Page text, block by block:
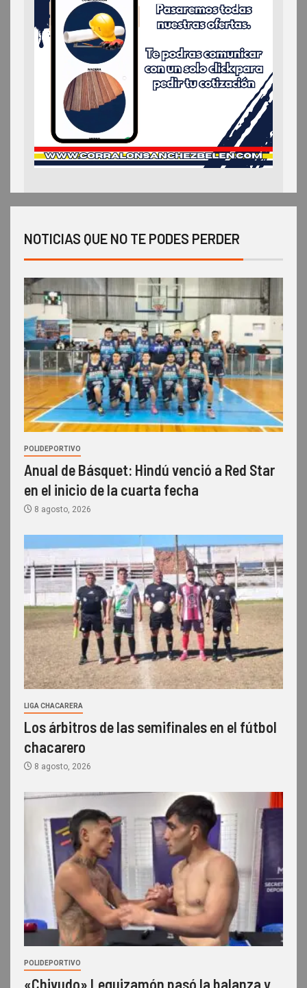
NOTICIAS QUE NO TE PODES PERDER
POLIDEPORTIVO
Anual de Básquet: Hindú venció a Red Star
en el inicio de la cuarta fecha
8 agosto, 2026
LIGA CHACARERA
Los árbitros de las semifinales en el fútbol
chacarero
8 agosto, 2026
POLIDEPORTIVO
«Chivudo» Leguizamón pasó la balanza y